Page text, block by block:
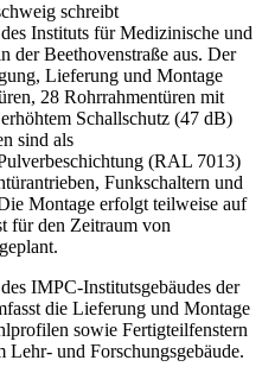
schreibt
Instituts für Medizinische und
der Beethovenstraße aus. Der
Lieferung und Montage
28 Rohrrahmentüren mit
Schallschutz (47 dB)
sind als
(RAL 7013)
Funkschaltern und
Montage erfolgt teilweise auf
für den Zeitraum von
IMPC-Institutsgebäudes der
die Lieferung und Montage
sowie Fertigteilfenstern
Lehr- und Forschungsgebäude.